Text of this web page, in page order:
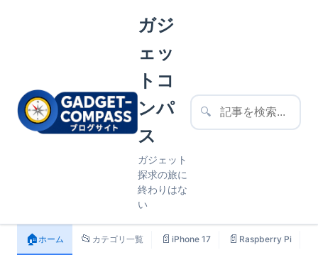
ガジ
ェッ
トコ
ンパ
ス
ガジェット
探求の旅に
終わりはな
い
🔍
🏠ホーム 📂 カテゴリ一覧 📄 iPhone 17 📄 Raspberry Pi